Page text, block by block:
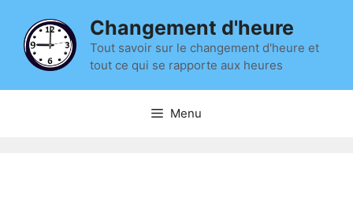
contenu
Changement d'heure
Tout savoir sur le changement d'heure et
tout ce qui se rapporte aux heures
Menu